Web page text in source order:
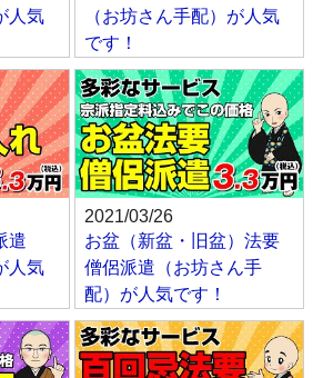
人気
（お坊さん手配）が人気
です！
遣
人気
2021/03/26
お盆（新盆・旧盆）法要
僧侶派遣（お坊さん手
配）が人気です！